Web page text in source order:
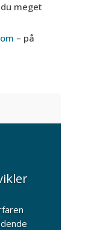
meget
– på